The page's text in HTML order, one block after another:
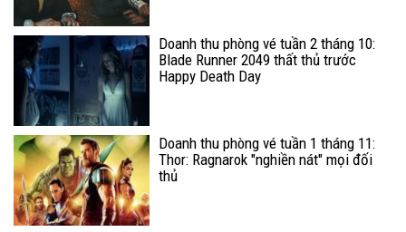
Doanh thu phòng vé tuần 2 tháng 10:
Blade Runner 2049 thất thủ trước
Happy Death Day
Doanh thu phòng vé tuần 1 tháng 11:
Thor: Ragnarok "nghiền nát" mọi đối
thủ